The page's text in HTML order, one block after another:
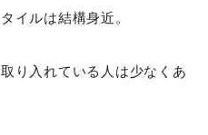
イルは結構身近。
り入れている人は少なくあ